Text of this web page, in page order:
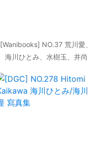
[Wanibooks] NO.37 荒川愛、
海川ひとみ、水樹玉、井尚